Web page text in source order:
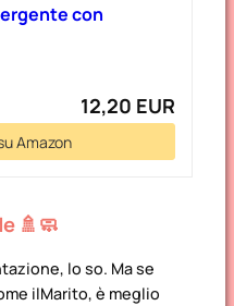
con
12,20 EUR
Amazon
🚿🧼
lo so. Ma se
ilMarito, è meglio